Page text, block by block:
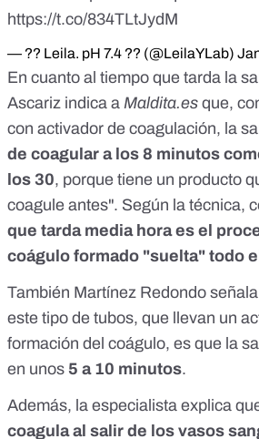
https://t.co/834TLtJydM
— ?? Leila. pH 7.4 ?? (@LeilaYLab)
En cuanto al tiempo que tarda la
Ascariz indica a Maldita.es que,
con activador de coagulación, la
de coagular a los 8 minutos
los 30, porque tiene un producto
coagule antes". Según la técnica,
que tarda media hora es el
coágulo formado "suelta" todo
También Martínez Redondo
este tipo de tubos, que llevan un
formación del coágulo, es que la
en unos 5 a 10 minutos.
Además, la especialista explica
coagula al salir de los vasos